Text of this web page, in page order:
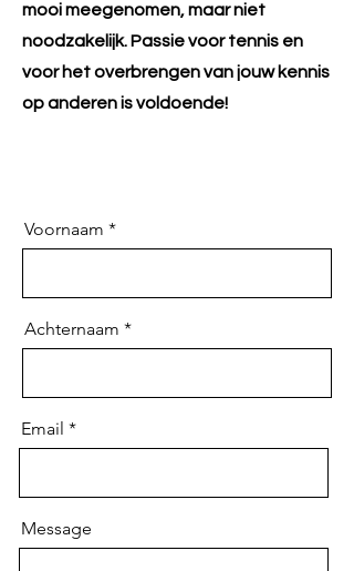
mooi meegenomen, maar niet
noodzakelijk. Passie voor tennis en
voor het overbrengen van jouw kennis
op anderen is voldoende!
Voornaam
Achternaam
Email
Message